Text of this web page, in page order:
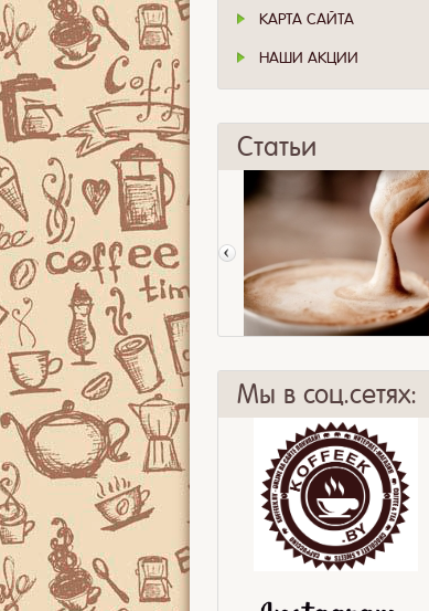
КАРТА САЙТА
НАШИ АКЦИИ
Статьи
Гид по кофе
Мы в соц.сетях: